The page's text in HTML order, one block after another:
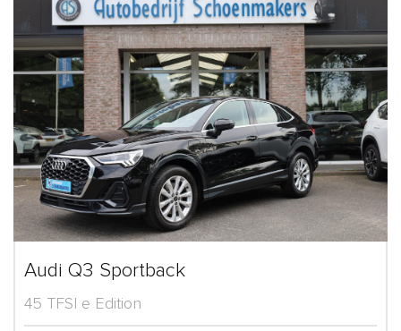
Audi Q3 Sportback
45 TFSI e Edition